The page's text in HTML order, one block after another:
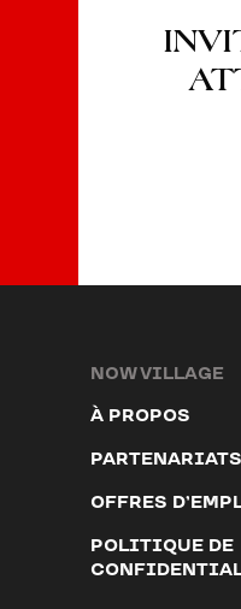
NOW VILLAGE
À PROPOS
OFFRES
POLITIQUE DE